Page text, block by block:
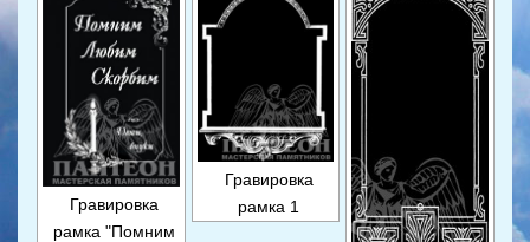
Гравировка
рамка "Помним
Гравировка
рамка 1